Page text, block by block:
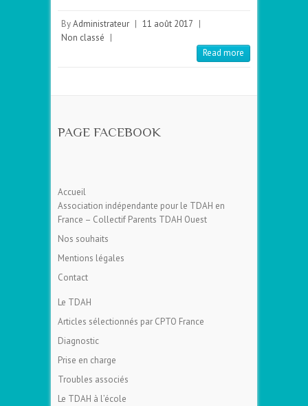
ByAdministrateur 11 août 2017
Non classé
Read more
PAGE FACEBOOK
Accueil
Association indépendante pour le TDAH en
France – Collectif Parents TDAH Ouest
Nos souhaits
Mentions légales
Contact
Le TDAH
Articles sélectionnés par CPTO France
Diagnostic
Prise en charge
Troubles associés
Le TDAH à l’école